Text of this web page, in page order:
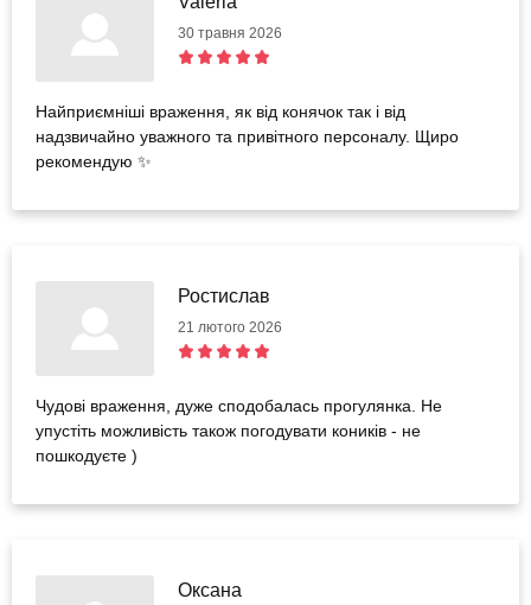
30 травня 2026
Найприємніші враження, як від конячок так і від
надзвичайно уважного та привітного персоналу. Щиро
рекомендую ✨
Ростислав
21 лютого 2026
Чудові враження, дуже сподобалась прогулянка. Не
упустіть можливість також погодувати коників - не
пошкодуєте )
Оксана